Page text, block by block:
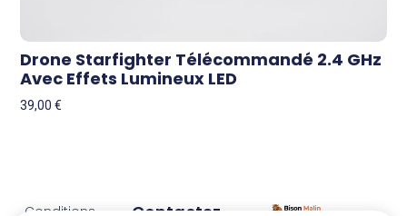
Drone Starfighter Télécommandé 2.4 GHz
Avec Effets Lumineux LED
39,00€
Conditions